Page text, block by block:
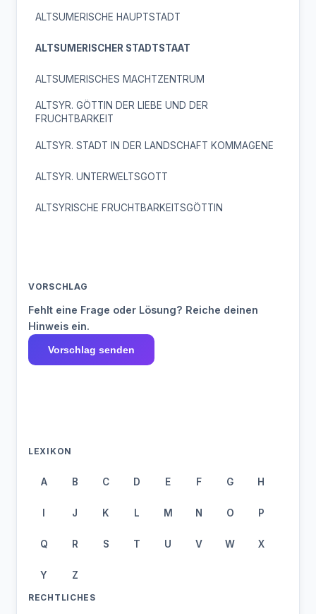
ALTSUMERISCHE HAUPTSTADT
ALTSUMERISCHER STADTSTAAT
ALTSUMERISCHES MACHTZENTRUM
ALTSYR. GÖTTIN DER LIEBE UND DER
FRUCHTBARKEIT
ALTSYR. STADT IN DER LANDSCHAFT KOMMAGENE
ALTSYR. UNTERWELTSGOTT
ALTSYRISCHE FRUCHTBARKEITSGÖTTIN
VORSCHLAG
Fehlt eine Frage oder Lösung? Reiche deinen
Hinweis ein.
Vorschlag senden
LEXIKON
A B C D E F G H
I J K L M N O P
Q R S T U V W X
Y Z
RECHTLICHES